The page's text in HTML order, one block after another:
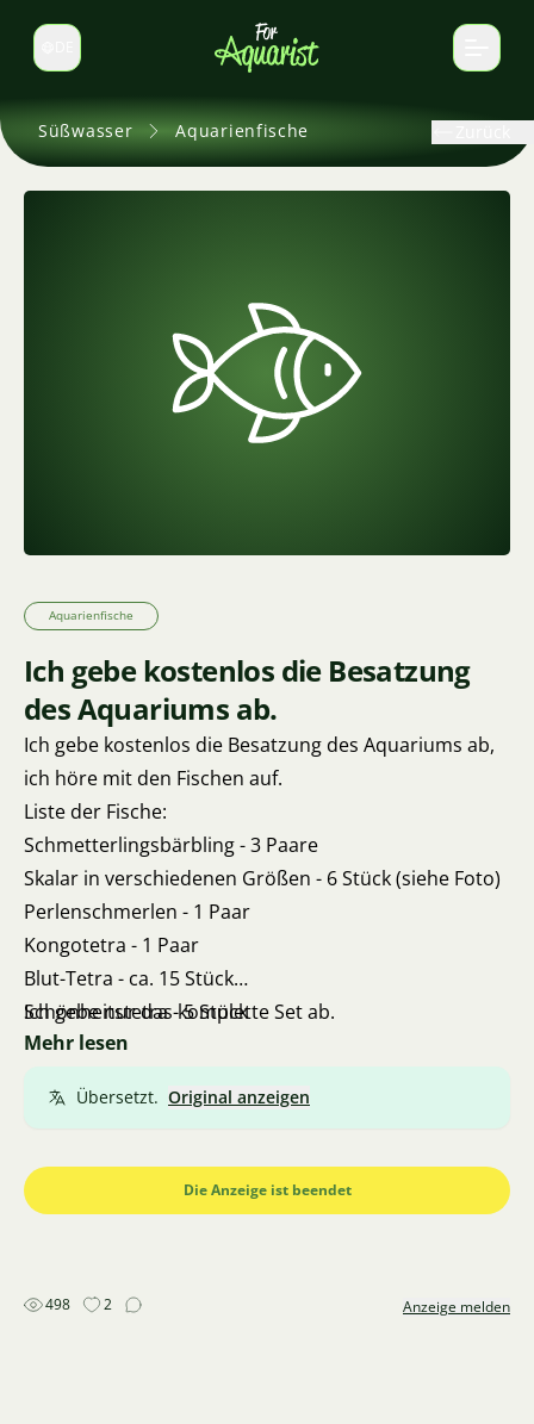
Sprache wechseln
Süßwasser Aquarienfische
Aquarienfische
Ich gebe kostenlos die Besatzung
des Aquariums ab.
Ich gebe kostenlos die Besatzung des Aquariums ab,
ich höre mit den Fischen auf.
Liste der Fische:
Schmetterlingsbärbling - 3 Paare
Skalar in verschiedenen Größen - 6 Stück (siehe Foto)
Perlenschmerlen - 1 Paar
Kongotetra - 1 Paar
Blut-Tetra - ca. 15 Stück
Schönheitstetra - 5 Stück
Hoplosternum thoracatum - 3 Stück ca. 10 cm
Panzerwelse - 1 Stück etwa 12 cm, das andere etwa 80
Schnecke "Mörder-Schnecke" - ca. 20 Stück (eine
hundertprozentige Methode, um überzählige
Ich gebe nur das komplette Set ab.
Mehr lesen
Übersetzt. Original anzeigen
Die Anzeige ist beendet
498 2 Anzeige melden